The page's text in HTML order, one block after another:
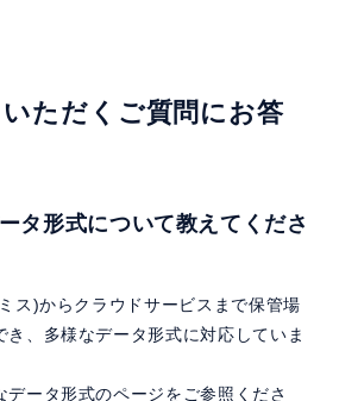
ただくご質問にお答
タ形式について教えてくださ
ス)からクラウドサービスまで保管場
き、多様なデータ形式に対応していま
データ形式のページをご参照くださ